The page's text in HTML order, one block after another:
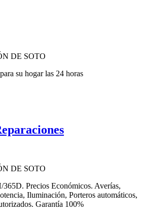
DE SOTO
su hogar las 24 horas
DE SOTO
Precios Económicos. Averías,
Iluminación, Porteros automáticos,
Garantía 100%